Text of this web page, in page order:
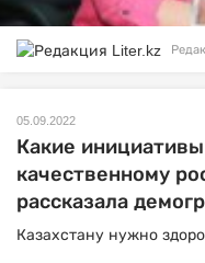
05.09.2022
Какие
качественному
рассказала
Казахстану нужно